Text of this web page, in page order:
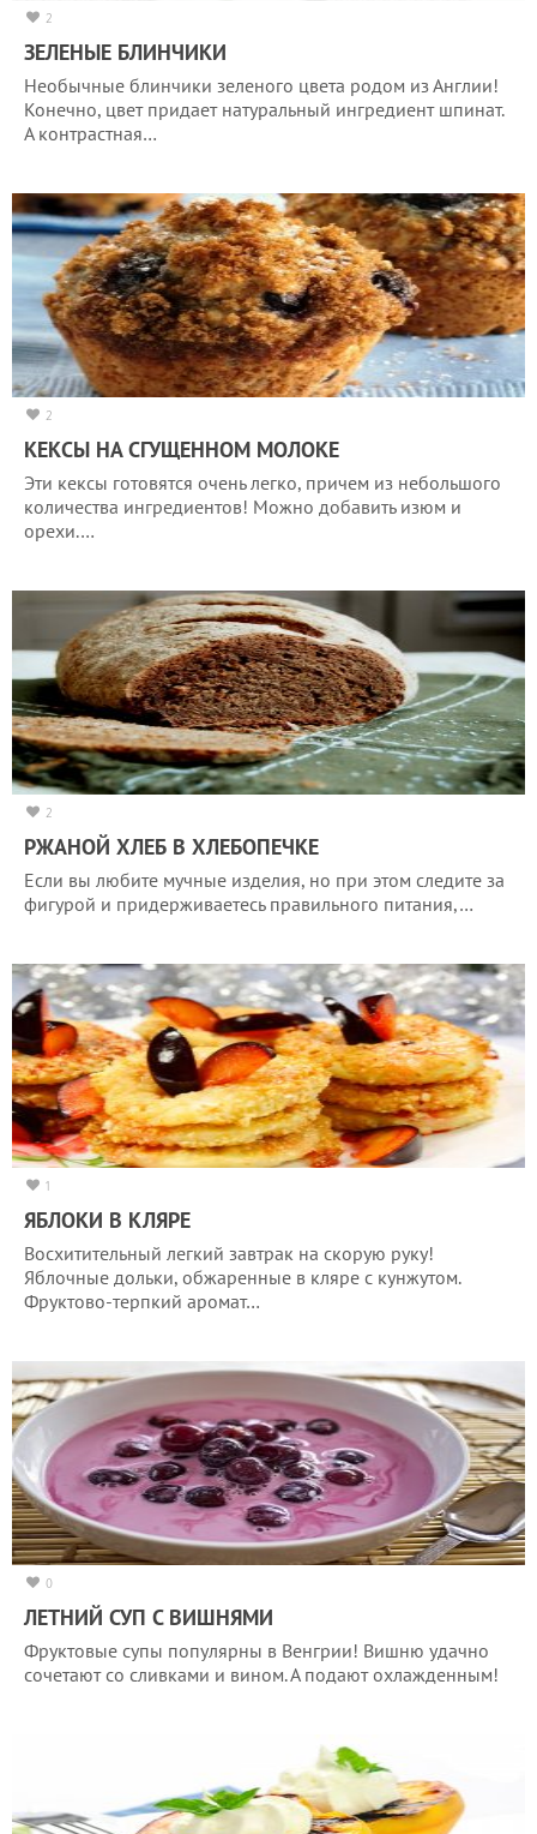
2
ЗЕЛЕНЫЕ БЛИНЧИКИ
Необычные блинчики зеленого цвета родом из Англии!
Конечно, цвет придает натуральный ингредиент шпинат.
А контрастная…
2
КЕКСЫ НА СГУЩЕННОМ МОЛОКЕ
Эти кексы готовятся очень легко, причем из небольшого
количества ингредиентов! Можно добавить изюм и
орехи.…
2
РЖАНОЙ ХЛЕБ В ХЛЕБОПЕЧКЕ
Если вы любите мучные изделия, но при этом следите за
фигурой и придерживаетесь правильного питания,…
1
ЯБЛОКИ В КЛЯРЕ
Восхитительный легкий завтрак на скорую руку!
Яблочные дольки, обжаренные в кляре с кунжутом.
Фруктово-терпкий аромат…
0
ЛЕТНИЙ СУП С ВИШНЯМИ
Фруктовые супы популярны в Венгрии! Вишню удачно
сочетают со сливками и вином. А подают охлажденным!